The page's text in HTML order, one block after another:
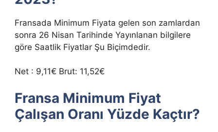
Fransada Minimum Fiyata gelen son zamlardan
sonra 26 Nisan Tarihinde Yayınlanan bilgilere
göre Saatlik Fiyatlar Şu Biçimdedir.
Net : 9,11€ Brut: 11,52€
Fransa Minimum Fiyat
Çalışan Oranı Yüzde Kaçtır?